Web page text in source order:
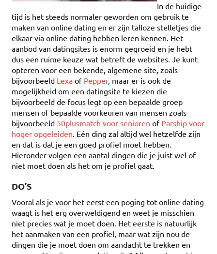
In de huidige
tijd is het steeds normaler geworden om gebruik te
maken van online dating en er zijn talloze stelletjes die
elkaar via online dating hebben leren kennen. Het
aanbod van datingsites is enorm gegroeid en je hebt
dus een ruime keuze wat betreft de websites. Je kunt
opteren voor een bekende, algemene site, zoals
bijvoorbeeld Lexa of Pepper, maar er is ook de
mogelijkheid om een datingsite te kiezen die
bijvoorbeeld de focus legt op een bepaalde groep
mensen of bepaalde voorkeuren van mensen zoals
bijvoorbeeld 50plusmatch voor senioren of Parship voor
hoger opgeleiden . Eén ding zal altijd wel hetzelfde zijn
en dat is dat je een goed profiel moet hebben.
Hieronder volgen een aantal dingen die je juist wel of
niet moet doen als het om je profiel gaat.
DO’S
Vooral als je voor het eerst een poging tot online dating
waagt is het erg overweldigend en weet je misschien
niet precies wat je moet doen. Het eerste is natuurlijk
het aanmaken van een profiel, maar wat zijn nou de
dingen die je moet doen om aandacht te trekken en